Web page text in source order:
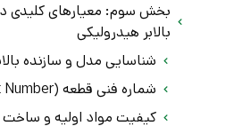
بخش سوم: معیارهای کلیدی
بالابر هیدرولیکی
شناسایی مدل و سازنده
شماره فنی قطعه (Part Number)
کیفیت مواد اولیه و ساخت